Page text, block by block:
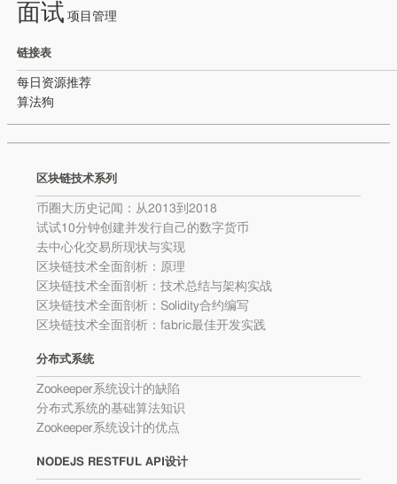
面试 项目管理
链接表
每日资源推荐
算法狗
区块链技术系列
币圈大历史记闻：从2013到2018
试试10分钟创建并发行自己的数字货币
去中心化交易所现状与实现
区块链技术全面剖析：原理
区块链技术全面剖析：技术总结与架构实战
区块链技术全面剖析：Solidity合约编写
区块链技术全面剖析：fabric最佳开发实践
分布式系统
Zookeeper系统设计的缺陷
分布式系统的基础算法知识
Zookeeper系统设计的优点
NODEJS RESTFUL API设计